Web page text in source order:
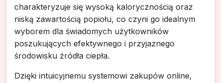
charakteryzuje się wysoką kalorycznością oraz
niską zawartością popiołu, co czyni go idealnym
wyborem dla świadomych użytkowników
poszukujących efektywnego i przyjaznego
środowisku źródła ciepła.
Dzięki intuicyjnemu systemowi zakupów online,